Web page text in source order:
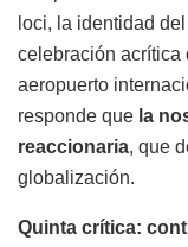
loci, la identidad
celebración acrítica
aeropuerto
responde que la
reaccionaria, que
globalización.
Quinta crítica: